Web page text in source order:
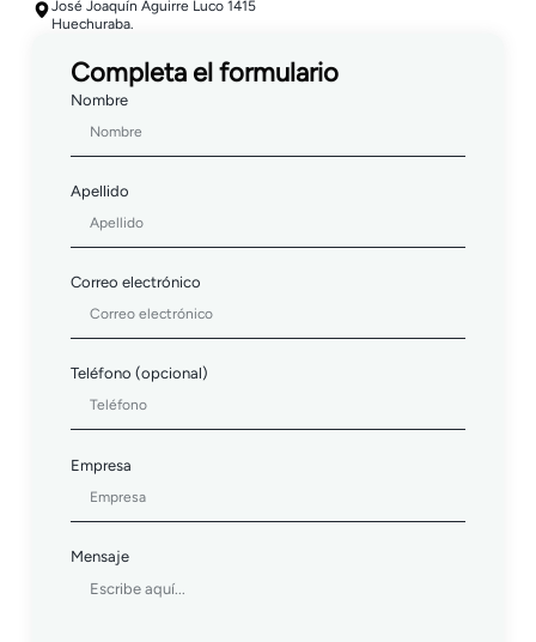
José Joaquín Aguirre Luco 1415
Huechuraba.
Completa el formulario
Nombre
Apellido
Correo electrónico
Teléfono (opcional)
Empresa
Mensaje